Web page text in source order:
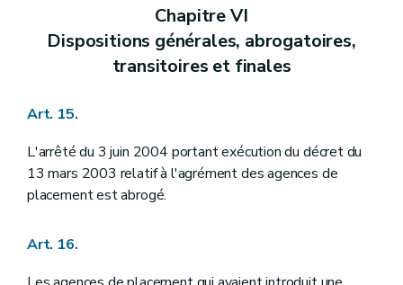
Chapitre VI
Dispositions générales, abrogatoires,
transitoires et finales
Art. 15.
L'arrêté du 3 juin 2004 portant exécution du décret du
13 mars 2003 relatif à l'agrément des agences de
placement est abrogé.
Art. 16.